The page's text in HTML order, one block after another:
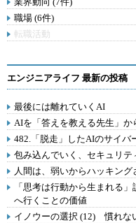
職場 (6件)
転職活動
エンジニアライフ 最新の投稿
最後には離れていくAI
AIを「答えを教える先生」
482.「脱走」したAIのサイバ
包み込んでいく、セキュリテ
人間は、弱いからハッキン
「思考は行動から生まれる
へ行くことの価値
イノウーの選択 (12) 慣れな